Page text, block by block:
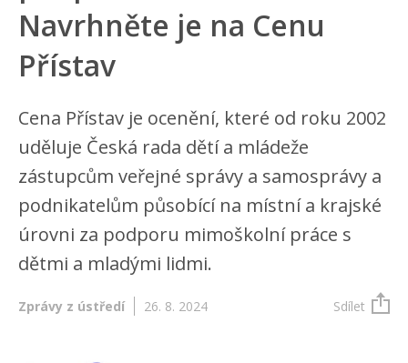
Navrhněte je na Cenu
Přístav
Cena Přístav je ocenění, které od roku 2002
uděluje Česká rada dětí a mládeže
zástupcům veřejné správy a samosprávy a
podnikatelům působící na místní a krajské
úrovni za podporu mimoškolní práce s
dětmi a mladými lidmi.
Zprávy z ústředí 26. 8. 2024 Sdílet